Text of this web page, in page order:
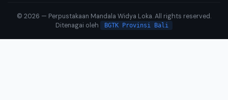
© 2026 — Perpustakaan Mandala Widya Loka. All rights reserved.
Ditenagai oleh
BGTK Provinsi Bali